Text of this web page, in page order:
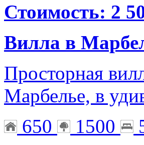
Стоимость: 2
Вилла в
Просторная
Марбелье, в
650
1500